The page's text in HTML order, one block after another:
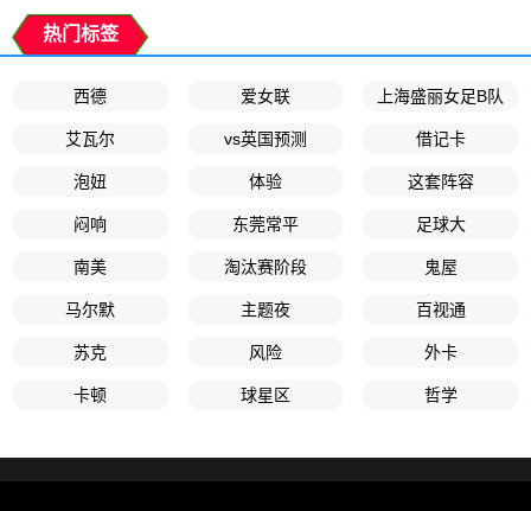
热门标签
西德 爱女联 上海盛丽女足B队
艾瓦尔 vs英国预测 借记卡
泡妞 体验 这套阵容
闷响 东莞常平 足球大
南美 淘汰赛阶段 鬼屋
马尔默 主题夜 百视通
苏克 风险 外卡
卡顿 球星区 哲学